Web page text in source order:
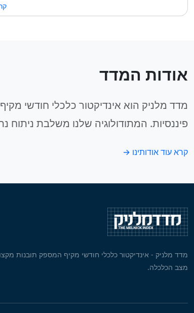
אודות המדד
מדד מלניק הוא אינדיקטור כלכלי חודשי
פיננסיות. המתודולוגיה שלנו משלבת ניתוח
קרא עוד אודותינו →
מדד מלניק - אינדיקטור כלכלי חודשי מקיף המספק תובנות
מצב הכלכלה.